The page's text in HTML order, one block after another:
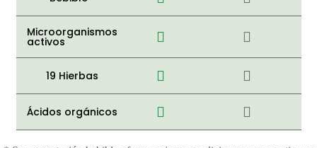
Microorganismos
activos
19 Hierbas
Ácidos orgánicos